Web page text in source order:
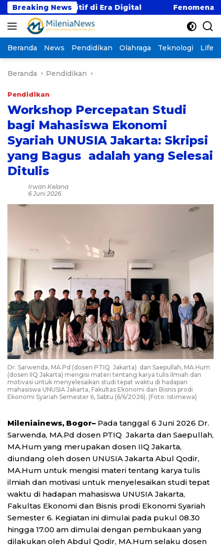
Langsung
ke
konten
Breaking News
Kompetitif di Era Digital Fenomena “Kabur
Beranda News Pendidikan Olahraga Teknologi
Beranda Pendidikan
Pendidikan
Workshop Percepatan Studi
bagi Mahasiswa Ekonomi
Syariah UNUSIA Jakarta: Skripsi
yang Bagus adalah yang Selesai
Ditulis
Irwan Kelana
6 Juni 2026
Dr. Sarwenda, MA.Pd (dosen PTIQ Jakarta) dan Saepullah, MA.Hum
(dosen IIQ Jakarta) mengisi materi tentang karya tulis ilmiah dan
motivasi untuk menyelesaikan studi tepat waktu di hadapan
mahasiswa UNUSIA Jakarta, Fakultas Ekonomi dan Bisnis prodi
Ekonomi Syariah Semester 6, Sabtu (6/6/2026). (Foto: Istimewa)
Mileniainews, Bogor– Pada tanggal 6 Juni 2026 Dr.
Sarwenda, MA.Pd dosen PTIQ Jakarta dan Saepullah,
MA.Hum yang merupakan dosen IIQ Jakarta,
diundang oleh dosen UNUSIA Jakarta Abul Qodir,
MA.Hum untuk mengisi materi tentang karya tulis
ilmiah dan motivasi untuk menyelesaikan studi tepat
waktu di hadapan mahasiswa UNUSIA Jakarta,
Fakultas Ekonomi dan Bisnis prodi Ekonomi Syariah
Semester 6. Kegiatan ini dimulai pada pukul 08.30
hingga 17.00 am dimulai dengan pembukaan yang
dilakukan oleh Abdul Qodir, MA.Hum selaku dosen